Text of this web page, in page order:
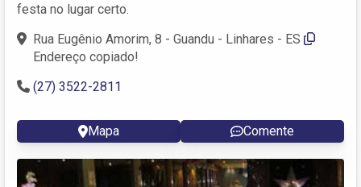
festa no lugar certo.
Rua Eugênio Amorim, 8 - Guandu - Linhares - ES
Endereço copiado!
(27) 3522-2811
Mapa Comente